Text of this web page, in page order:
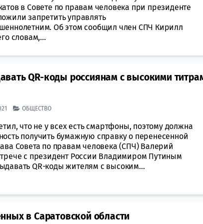
в Совете по правам человека при президенте
запретить управлять
Об этом сообщил член СПЧ Кирилл
словам,...
QR-коды россиянам с высокими
ОБЩЕСТВО
что не у всех есть смартфоны, поэтому должна
получить бумажную справку о перенесенной
Совета по правам человека (СПЧ) Валерий
с президент России Владимиром Путиным
QR-коды жителям с высоким...
в Саратовской области